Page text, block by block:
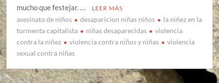
mucho que festejar. …
LEER MÁS
asesinato de niños desaparicion niñas niños
la niñez en la
tormenta capitalista
niñas desaparecidas
violencia
contra la niñez
violencia contra niños y niñas
violencia
sexual contra niñas